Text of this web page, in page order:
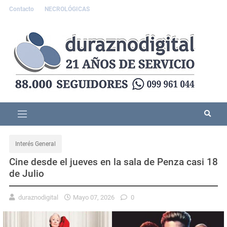
Contacto NECROLÓGICAS
Interés General
Cine desde el jueves en la sala de Penza casi 18
de Julio
duraznodigital Mayo 07, 2026 0